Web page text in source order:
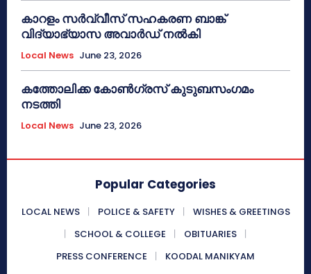
കാറളം സർവ്വീസ് സഹകരണ ബാങ്ക്
വിദ്യാഭ്യാസ അവാർഡ് നൽകി
Local News June 23, 2026
കത്തോലിക്ക കോൺഗ്രസ് കുടുബസംഗമം
നടത്തി
Local News June 23, 2026
Popular Categories
LOCAL NEWS POLICE & SAFETY
WISHES & GREETINGS
SCHOOL & COLLEGE
OBITUARIES
PRESS CONFERENCE
KOODAL MANIKYAM